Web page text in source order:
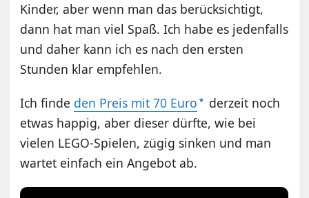
Kinder, aber wenn man das berücksichtigt,
dann hat man viel Spaß. Ich habe es jedenfalls
und daher kann ich es nach den ersten
Stunden klar empfehlen.
Ich finde den Preis mit 70 Euro
derzeit noch
etwas happig, aber dieser dürfte, wie bei
vielen LEGO-Spielen, zügig sinken und man
wartet einfach ein Angebot ab.